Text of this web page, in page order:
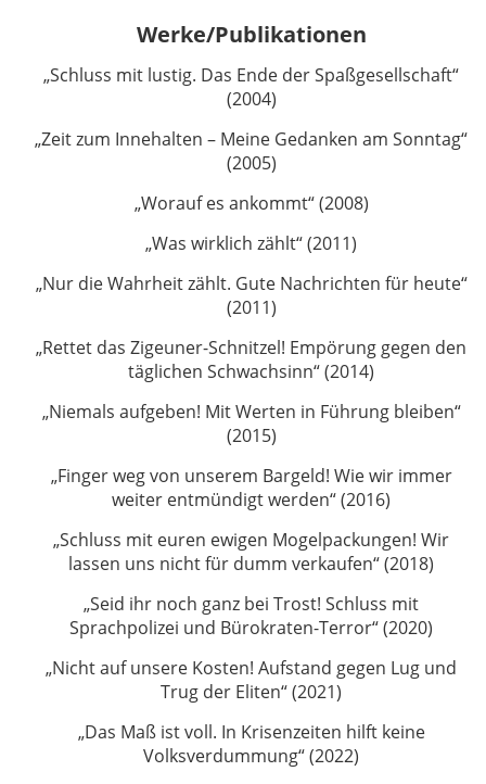
Werke/Publikationen
„Schluss mit lustig. Das Ende der Spaßgesellschaft“
(2004)
„Zeit zum Innehalten – Meine Gedanken am Sonntag“
(2005)
„Worauf es ankommt“ (2008)
„Was wirklich zählt“ (2011)
„Nur die Wahrheit zählt. Gute Nachrichten für heute“
(2011)
„Rettet das Zigeuner-Schnitzel! Empörung gegen den
täglichen Schwachsinn“ (2014)
„Niemals aufgeben! Mit Werten in Führung bleiben“
(2015)
„Finger weg von unserem Bargeld! Wie wir immer
weiter entmündigt werden“ (2016)
„Schluss mit euren ewigen Mogelpackungen! Wir
lassen uns nicht für dumm verkaufen“ (2018)
„Seid ihr noch ganz bei Trost! Schluss mit
Sprachpolizei und Bürokraten-Terror“ (2020)
„Nicht auf unsere Kosten! Aufstand gegen Lug und
Trug der Eliten“ (2021)
„Das Maß ist voll. In Krisenzeiten hilft keine
Volksverdummung“ (2022)